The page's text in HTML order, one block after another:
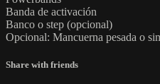
Banda de activación
Banco o step (opcional)
Opcional: Mancuerna pesada o
Share with friends